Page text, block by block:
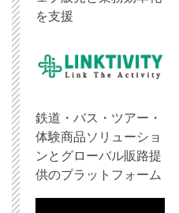
を支援
鉄道・バス・ツアー・
体験商品ソリューショ
ンとグローバル販路提
供のプラットフォーム